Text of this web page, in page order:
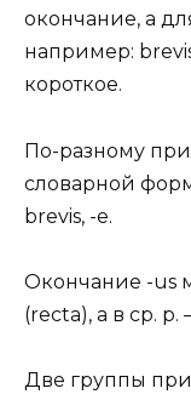
окончание, а
например:
короткое.
По-разному
словарной
brevis, -е.
Окончание -us
(recta), а в ср.
Две группы